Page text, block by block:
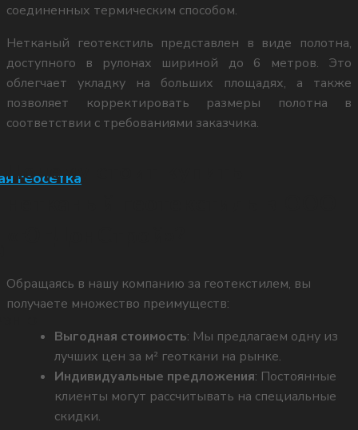
геосетка
соединенных термическим способом.
Нетканый геотекстиль представлен в виде полотна,
доступного в рулонах шириной до 6 метров. Это
облегчает укладку на больших площадях, а также
позволяет корректировать размеры полотна в
соответствии с требованиями заказчика.
Почему стоит купить
Обращаясь в нашу компанию за геотекстилем, вы
получаете множество преимуществ:
Выгодная стоимость: Мы предлагаем одну из
лучших цен за м² геоткани на рынке.
Индивидуальные предложения: Постоянные
клиенты могут рассчитывать на специальные
скидки.